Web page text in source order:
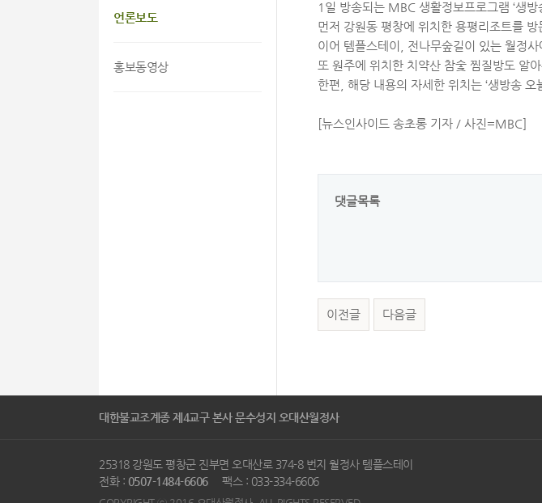
언론보도
홍보동영상
1일 방송되는 MBC 생활정보프로그램 ‘생
먼저 강원동 평창에 위치한 용평리조트를 방
이어 템플스테이, 전나무숲길이 있는 월정
또 원주에 위치한 치약산 참숯 찜질방도 알아
한편, 해당 내용의 자세한 위치는 ‘생방송 오
[뉴스인사이드 송초롱 기자 / 사진
댓글목록
이전글 다음글
대한불교조계종 제4교구 본사 문수성지 오대산월정사
25318 강원도 평창군 진부면 오대산로 374-8 번지 월정사 템플스테이
전화 : 0507-1484-6606팩스 : 033-334-6606